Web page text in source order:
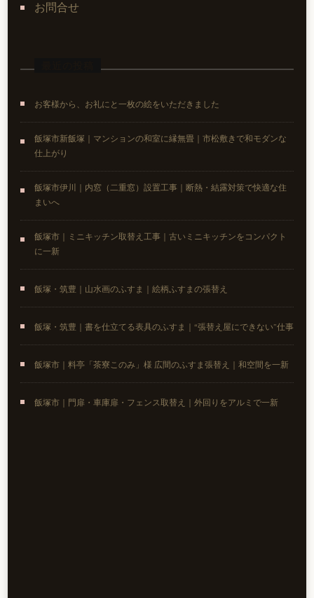
お問合せ
お客様から、お礼にと一枚の絵をいただきました
飯塚市新飯塚｜マンションの和室に縁無畳｜市松敷きで和モダンな
仕上がり
飯塚市伊川｜内窓（二重窓）設置工事｜断熱・結露対策で快適な住
まいへ
飯塚市｜ミニキッチン取替え工事｜古いミニキッチンをコンパクト
に一新
飯塚・筑豊｜山水画のふすま｜絵柄ふすまの張替え
飯塚・筑豊｜書を仕立てる表具のふすま｜“張替え屋にできない”仕事
飯塚市｜料亭「茶寮このみ」様 広間のふすま張替え｜和空間を一新
飯塚市｜門扉・車庫扉・フェンス取替え｜外回りをアルミで一新